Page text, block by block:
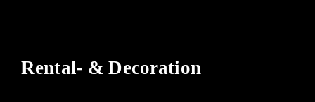
Rental- & Decoration